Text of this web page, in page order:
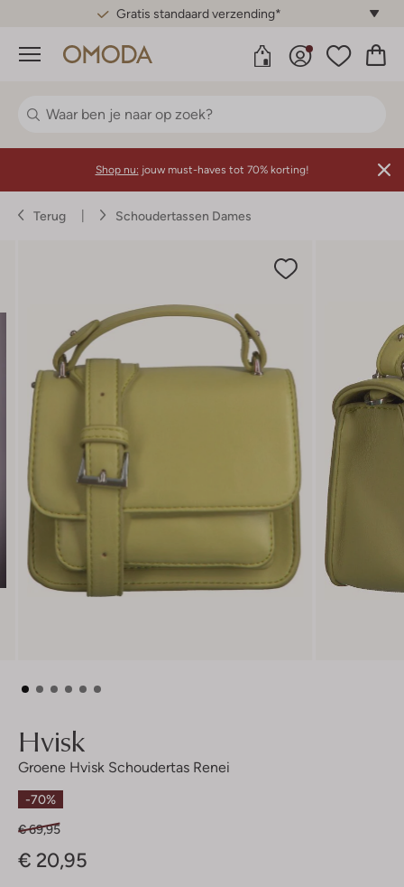
Gratis standaard verzending*
Menu
Shop nu: jouw must-haves tot 70% korting!
Terug Schoudertassen Dames
Hvisk
Groene Hvisk Schoudertas Renei
-70%
€ 69,95
€ 20,95